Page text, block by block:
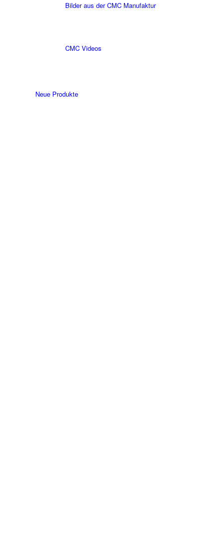
Bilder aus der CMC Manufaktur
CMC Videos
Neue Produkte